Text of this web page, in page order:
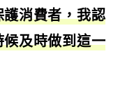
消費者，我認
及時做到這一